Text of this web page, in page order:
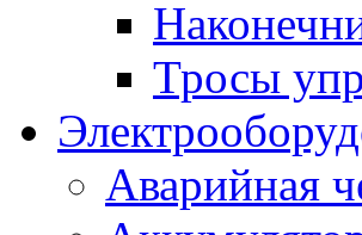
Тросы
Аварийная